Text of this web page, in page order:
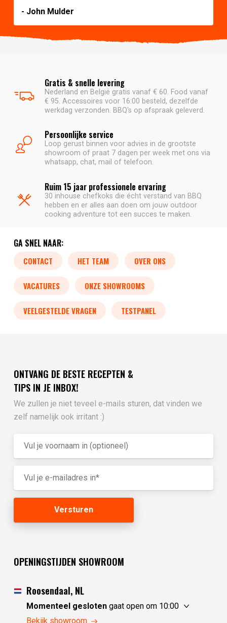
- John Mulder
Gratis & snelle levering
Nederland en België gratis vanaf € 60. Food vanaf
€ 95. Accessoires voor 16:00 besteld, dezelfde
werkdag verzonden. BBQ's op afspraak geleverd.
Persoonlijke service
Loop gerust binnen voor advies in de grootste
showroom of praat 7 dagen per week met ons via
whatsapp, chat, mail of telefoon.
Ruim 15 jaar professionele ervaring
30 inhouse chefkoks die écht verstand van BBQ
hebben en er alles aan doen om jouw outdoor
cooking adventure tot een succes te maken.
GA SNEL NAAR:
CONTACT HET TEAM OVER ONS
VACATURES ONZE SHOWROOMS
VEELGESTELDE VRAGEN TESTPANEL
ONTVANG DE BESTE RECEPTEN &
TIPS IN JE INBOX!
We zullen je niet teveel e-mails sturen, dat vinden we
zelf namelijk ook irritant :)
OPENINGSTIJDEN SHOWROOM
Roosendaal, NL
Momenteel geslotengaat open om 10:00
vrijdag
Bekijk showroom